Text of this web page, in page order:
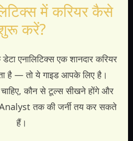
में करियर कैसे
करें?
एनालिटिक्स एक शानदार करियर
है — तो ये गाइड आपके लिए है।
कौन से टूल्स सीखने होंगे और
तक की जर्नी तय कर सकते
हैं।